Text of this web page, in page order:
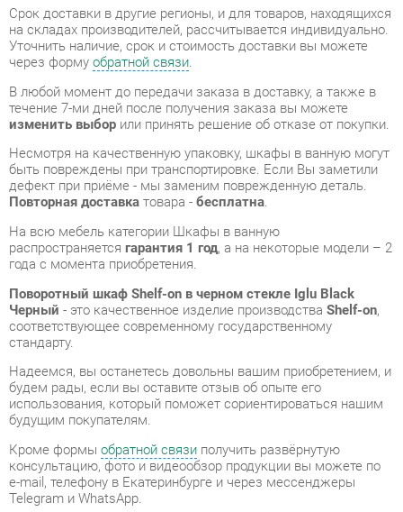
В любой момент до передачи заказа в доставку, а также в
течение 7-ми дней после получения заказа вы можете
изменить выборили принять решение об отказе от покупки.
Несмотря на качественную упаковку, шкафы в ванную могут
быть повреждены при транспортировке. Если Вы заметили
дефект при приёме - мы заменим поврежденную деталь.
Повторная доставкатовара -бесплатна.
распространяетсягарантия 1 год, а на некоторые модели – 2
года с момента приобретения.
Поворотный шкаф Shelf-on в черном стекле Iglu Black
соответствующее современному государственному
стандарту.
Надеемся, вы останетесь довольны вашим приобретением, и
будем рады, если вы оставите отзыв об опыте его
использования, который поможет сориентироваться нашим
будущим покупателям.
Кроме формы
консультацию, фото и видеообзор продукции вы можете по
e-mail, телефону в Екатеринбурге и через мессенджеры
Telegram и WhatsApp.
Шкафы в ванную также можно сравнить между собой в
нашем шоу-руме и купить Поворотный шкаф Shelf-on в
черном стекле Iglu Black Черный, самостоятельно забрав его
с нашего центрального склада в г. Екатеринбург. Полный
список адресов и магазинов смотрите на странице
контактов.